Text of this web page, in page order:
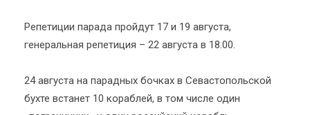
Репетиции парада пройдут 17 и 19 августа,
генеральная репетиция – 22 августа в 18.00.
24 августа на парадных бочках в Севастопольской
бухте встанет 10 кораблей, в том числе один